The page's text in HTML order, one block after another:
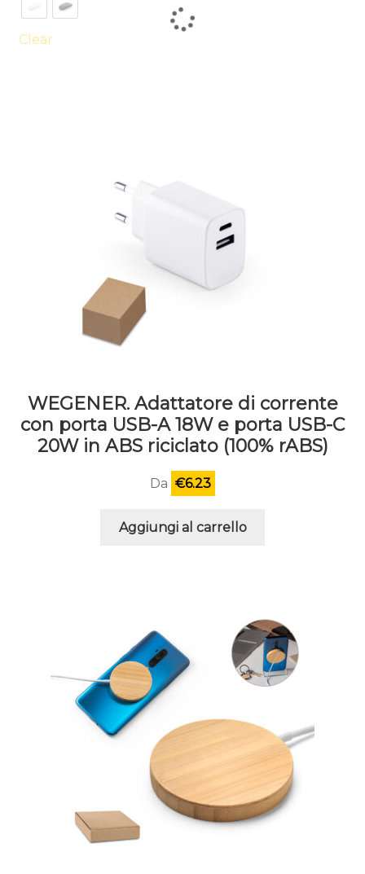
prodotto
Clear
WEGENER. Adattatore di corrente
con porta USB-A 18W e porta USB-C
20W in ABS riciclato (100% rABS)
Da €6.23
Aggiungi al carrello